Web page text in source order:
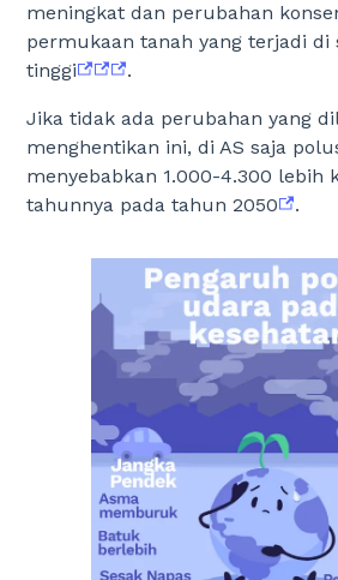
meningkat dan perubahan
permukaan tanah yang terjadi di
tinggi
.
Jika tidak ada perubahan yang
menghentikan ini, di AS saja
menyebabkan 1.000-4.300 lebih
tahunnya pada tahun 2050
.